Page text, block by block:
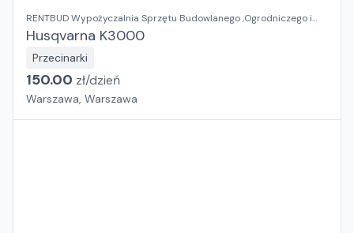
RENTBUD Wypożyczalnia Sprzętu Budowlanego ,Ogrodniczego i
Elektronarzędzi
Husqvarna K3000
Przecinarki
150.00 zł/dzień
Warszawa, Warszawa